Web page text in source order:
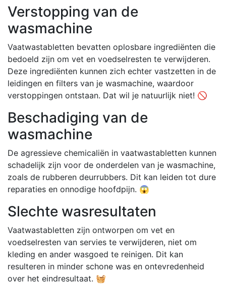
Verstopping van de
wasmachine
Vaatwastabletten bevatten oplosbare ingrediënten die
bedoeld zijn om vet en voedselresten te verwijderen.
Deze ingrediënten kunnen zich echter vastzetten in de
leidingen en filters van je wasmachine, waardoor
verstoppingen ontstaan. Dat wil je natuurlijk niet! 🚫
Beschadiging van de
wasmachine
De agressieve chemicaliën in vaatwastabletten kunnen
schadelijk zijn voor de onderdelen van je wasmachine,
zoals de rubberen deurrubbers. Dit kan leiden tot dure
reparaties en onnodige hoofdpijn. 😱
Slechte wasresultaten
Vaatwastabletten zijn ontworpen om vet en
voedselresten van servies te verwijderen, niet om
kleding en ander wasgoed te reinigen. Dit kan
resulteren in minder schone was en ontevredenheid
over het eindresultaat. 🧺